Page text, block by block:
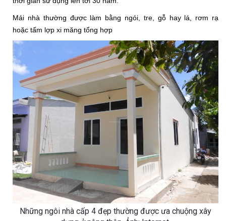
Mái nhà thường được làm bằng ngói, tre, gỗ hay lá, rơm rạ
hoặc tấm lợp xi măng tổng hợp
Những ngôi nhà cấp 4 đẹp thường được ưa chuộng xây